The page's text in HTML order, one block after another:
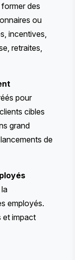
des
ou
incentives,
retraites,
pour
cibles
grand
de
employés.
et impact